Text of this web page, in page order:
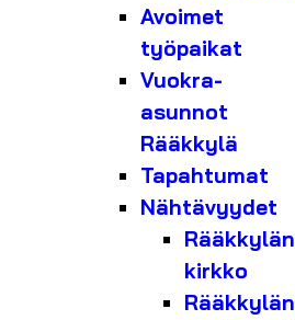
Avoimet
työpaikat
Vuokra-
asunnot
Rääkkylä
Tapahtumat
Nähtävyydet
Rääkkylän
kirkko
Rääkkylän